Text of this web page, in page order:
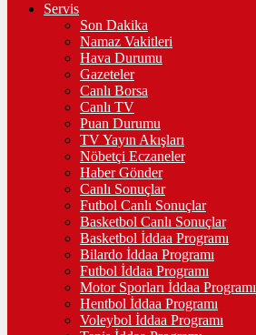
Servis
Son Dakika
Namaz Vakitleri
Hava Durumu
Gazeteler
Canlı Borsa
Canlı TV
Puan Durumu
TV Yayın Akışları
Nöbetçi Eczaneler
Haber Gönder
Canlı Sonuçlar
Futbol Canlı Sonuçlar
Basketbol Canlı Sonuçlar
Basketbol İddaa Programı
Bilardo İddaa Programı
Futbol İddaa Programı
Motor Sporları İddaa Programı
Hentbol İddaa Programı
Voleybol İddaa Programı